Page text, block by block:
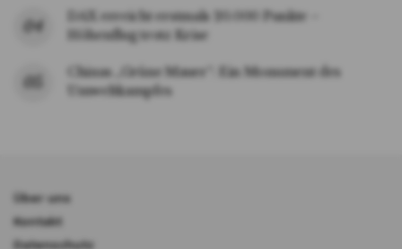
DAX erreicht erstmals 20.000 Punkte –
Höhenflug trotz Krise
Chinas „Grüne Mauer“: Ein Monument des
Umweltkampfes
Über uns
Kontakt
Datenschutz